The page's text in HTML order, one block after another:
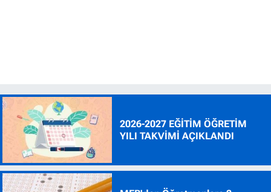
2026-2027 EĞİTİM ÖĞRETİM
YILI TAKVİMİ AÇIKLANDI